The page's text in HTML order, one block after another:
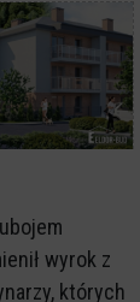
wyrok z
których